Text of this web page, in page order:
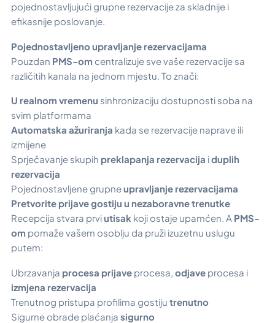
pojednostavljujući grupne rezervacije za skladnije i
efikasnije poslovanje.
Pojednostavljeno upravljanje rezervacijama
Pouzdan PMS-om centralizuje sve vaše rezervacije sa
različitih kanala na jednom mjestu. To znači:
U realnom vremenu sinhronizaciju dostupnosti soba na
svim platformama
Automatska ažuriranja kada se rezervacije naprave ili
izmijene
Sprječavanje skupih preklapanja rezervacija iduplih
rezervacija
Pojednostavljene grupneupravljanje rezervacijama
Pretvorite prijave gostiju u nezaboravne trenutke
Recepcija stvara prviutisak koji ostaje upamćen. A PMS-
om pomaže vašem osoblju da pruži izuzetnu uslugu
putem:
Ubrzavanja procesa prijave procesa, odjave procesa i
izmjena rezervacija
Trenutnog pristupa profilima gostiju trenutno
Sigurne obrade plaćanja sigurno